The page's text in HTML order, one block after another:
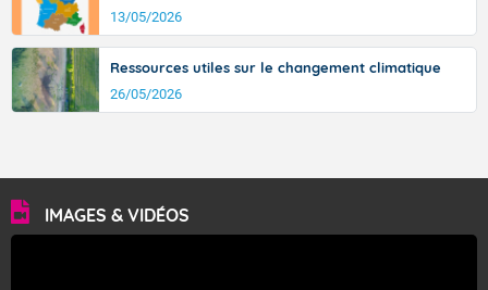
13/05/2026
Ressources utiles sur le changement climatique
26/05/2026
IMAGES & VIDÉOS